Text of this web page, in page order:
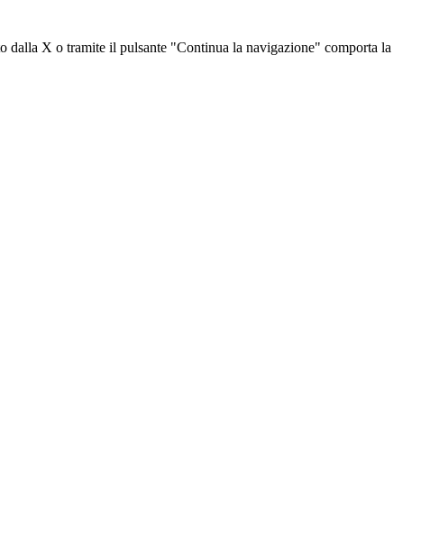
dalla X o tramite il pulsante "Continua la navigazione" comporta la